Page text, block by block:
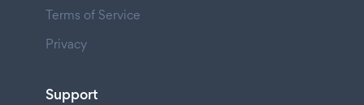
Terms of Service
Privacy
Support